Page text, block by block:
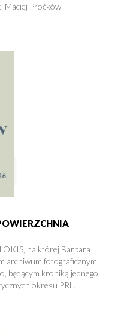
Maciej Proćków
OKIS, na której Barbara
archiwum fotograficznym
będącym kroniką jednego
okresu PRL.